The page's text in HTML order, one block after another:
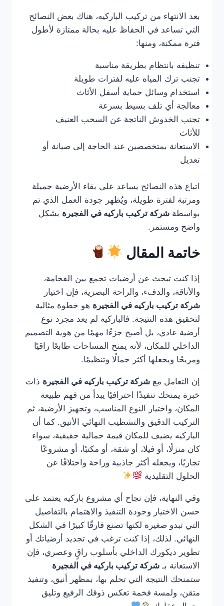
بعد الانتهاء من تركيب الباركيه، هناك بعض النصائح
التي تساعد في الحفاظ عليه بحالة ممتازة لأطول
فترة ممكنة، ومنها:
تنظيفه بانتظام بطريقة مناسبة
تجنب ترك المياه عليه لفترات طويلة
استخدام وسائل حماية أسفل الأثاث
معالجة أي تلف بسيط بسرعة
تجنب الخدوش الناتجة عن السحب العنيف
للأثاث
الاستعانة بمتخصصين عند الحاجة إلى صيانة أو
تعديل
اتباع هذه النصائح يساعد على بقاء الأرضية جميلة
ومرتبة لفترة طويلة، ويُظهر جودة العمل الذي تم
بواسطة شركة تركيب باركيه في الفجيرة بشكل
واضح ومستمر.
خاتمة المقال
إذا كنت تبحث عن أرضيات تجمع بين الفخامة،
والأناقة، والدفء، والراحة البصرية، فإن اختيار
شركة تركيب باركيه في الفجيرة هو خطوة مثالية
لتحقيق هذه النتيجة. فالباركيه لم يعد مجرد نوع
أرضية عادي، بل أصبح جزءًا مهمًا من هوية التصميم
الداخلي للمكان، لأنه يمنح المساحات طابعًا راقيًا
ومريحًا ويجعلها أكثر جمالًا وتنظيمًا.
إن التعامل مع شركة تركيب باركيه في الفجيرة ذات
خبرة يمنحك تنفيذًا احترافيًا يبدأ من فهم طبيعة
المكان، واختيار النوع المناسب، وتجهيز الأرضية، ثم
التركيب الدقيق والتشطيب النهائي الأنيق. كما أن
الباركيه يضيف للمكان قيمة جمالية حقيقية، سواء
كان منزلًا، أو فيلا، أو شقة، أو مكتبًا، أو مشروعًا
تجاريًا، ويجعله أكثر جاذبية وراحة واختلافًا عن
الحلول التقليدية
وفي النهاية، فإن نجاح أي مشروع باركيه يعتمد على
حسن الاختيار وجودة التنفيذ والاهتمام بالتفاصيل
التي تبدو صغيرة لكنها تصنع فارقًا كبيرًا في الشكل
النهائي. لذلك، إذا كنت ترغب في تجديد أرضياتك أو
تطوير ديكورك الداخلي بأسلوب راقٍ وعصري، فإن
الاستعانة بـ شركة تركيب باركيه في الفجيرة
ستمنحك النتيجة التي تحلم بها، بمظهر أنيق، وتنفيذ
متقن، ولمسة فخمة تعكس ذوقك الرفيع وتليق